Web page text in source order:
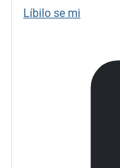
Líbilo se mi